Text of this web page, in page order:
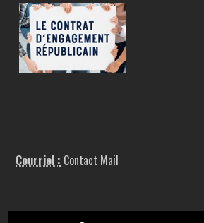
Courriel : Contact Mail